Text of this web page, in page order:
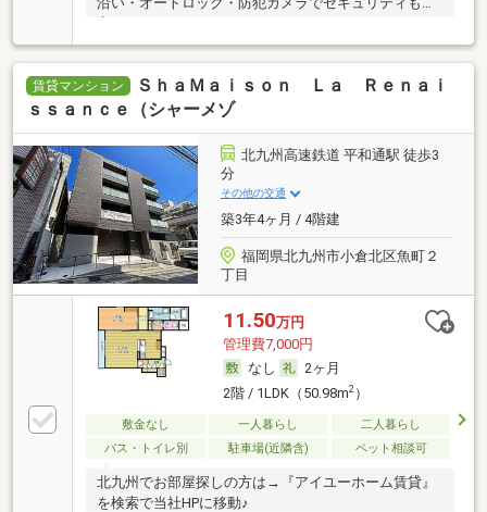
賃貸マンション
ＳｈａＭａｉｓｏｎ Ｌａ Ｒｅｎａｉ
ｓｓａｎｃｅ（シャーメゾ
北九州高速鉄道 平和通駅 徒歩3
分
その他の交通
築3年4ヶ月 / 4階建
福岡県北九州市小倉北区魚町２
丁目
11.50万円
管理費7,000円
なし
2ヶ月
2階 / 1LDK（50.98m2）
敷金なし 一人暮らし
二人暮らし
バス・トイレ別
駐車場(近隣含) ペット相談可
北九州でお部屋探しの方は→『アイユーホーム賃貸』
を検索で当社HPに移動♪